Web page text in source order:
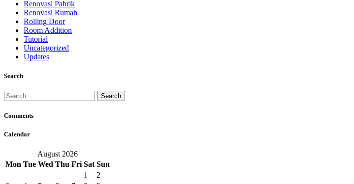
Renovasi Pabrik
Renovasi Rumah
Rolling Door
Room Addition
Tutorial
Uncategorized
Updates
Search
Search
for:
Comments
Calendar
August 2026
Mon Tue Wed Thu Fri Sat Sun
1
2